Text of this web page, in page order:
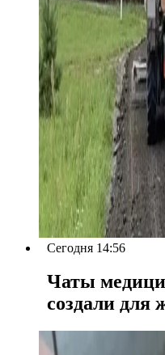
Сегодня 14:56
Чаты
создали для